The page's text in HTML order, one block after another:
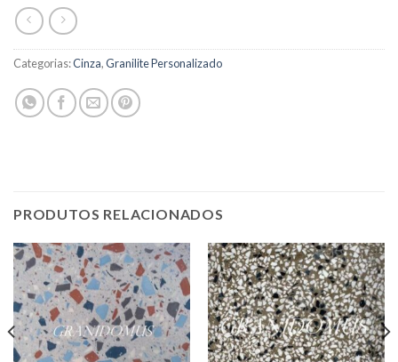
Categorias:Cinza,Granilite Personalizado
PRODUTOS RELACIONADOS